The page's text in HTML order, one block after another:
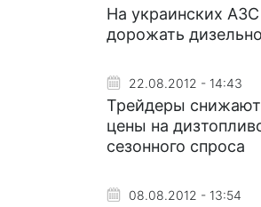
На украинских
дорожать
22.08.2012 - 14:43
Трейдеры
цены на
сезонного спроса
08.08.2012 - 13:54